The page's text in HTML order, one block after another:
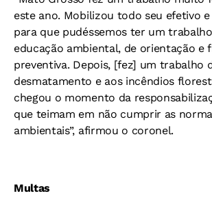
este ano. Mobilizou todo seu efetivo
para que pudéssemos ter um
educação ambiental, de orientação e
preventiva. Depois, [fez] um trabalho
desmatamento e aos incêndios
chegou o momento da
que teimam em não cumprir as
ambientais”, afirmou o coronel.
Multas